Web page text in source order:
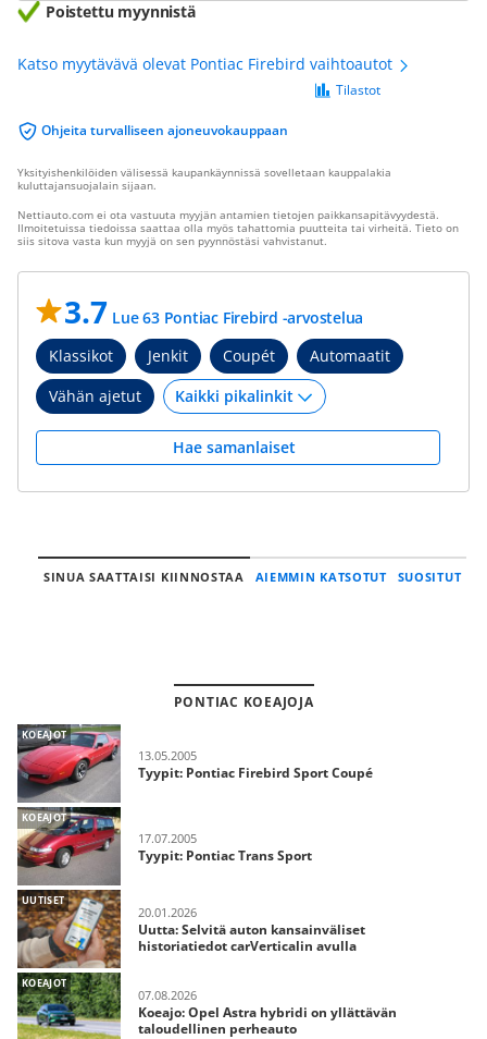
Poistettu myynnistä
Katso myytävävä olevat Pontiac Firebird vaihtoautot
Ohjeita turvalliseen ajoneuvokauppaan
Tilastot
Yksityishenkilöiden välisessä kaupankäynnissä sovelletaan kauppalakia
kuluttajansuojalain sijaan.
Nettiauto.com ei ota vastuuta myyjän antamien tietojen paikkansapitävyydestä.
Ilmoitetuissa tiedoissa saattaa olla myös tahattomia puutteita tai virheitä. Tieto on
siis sitova vasta kun myyjä on sen pyynnöstäsi vahvistanut.
3.7 Lue 63 Pontiac Firebird -arvostelua
Klassikot
Jenkit Coupét
Automaatit
Vähän ajetut
Hae samanlaiset
SINUA SAATTAISI KIINNOSTAA AIEMMIN KATSOTUT SUOSITUT
PONTIAC KOEAJOJA
KOEAJOT
13.05.2005
Tyypit: Pontiac Firebird Sport Coupé
KOEAJOT
17.07.2005
Tyypit: Pontiac Trans Sport
UUTISET
20.01.2026
Uutta: Selvitä auton kansainväliset
historiatiedot carVerticalin avulla
KOEAJOT
07.08.2026
Koeajo: Opel Astra hybridi on yllättävän
taloudellinen perheauto